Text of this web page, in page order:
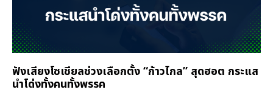
ฟังเสียงโซเชียลช่วงเลือกตั้ง “ก้าวไกล” สุดฮอต กระแส
นำโด่งทั้งคนทั้งพรรค